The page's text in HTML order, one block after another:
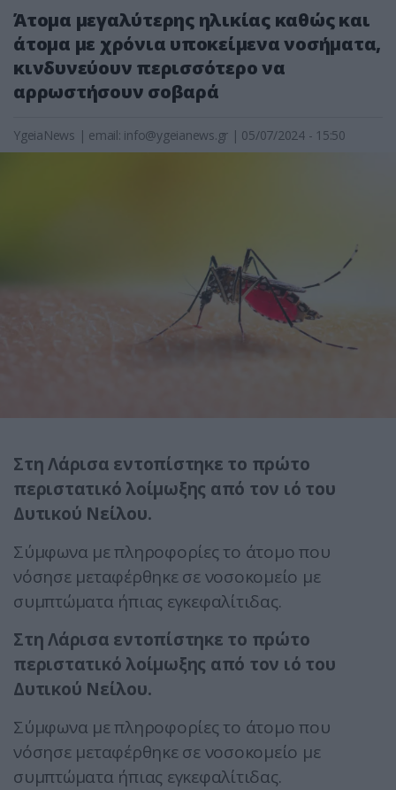
Άτομα μεγαλύτερης ηλικίας καθώς και
άτομα με χρόνια υποκείμενα νοσήματα,
κινδυνεύουν περισσότερο να
αρρωστήσουν σοβαρά
YgeiaNews | email: info@ygeianews.gr | 05/07/2024 - 15:50
Στη Λάρισα εντοπίστηκε το πρώτο
περιστατικό λοίμωξης από τον ιό του
Δυτικού Νείλου.
Σύμφωνα με πληροφορίες το άτομο που
νόσησε μεταφέρθηκε σε νοσοκομείο με
συμπτώματα ήπιας εγκεφαλίτιδας.
Στη Λάρισα εντοπίστηκε το πρώτο
περιστατικό λοίμωξης από τον ιό του
Δυτικού Νείλου.
Σύμφωνα με πληροφορίες το άτομο που
νόσησε μεταφέρθηκε σε νοσοκομείο με
συμπτώματα ήπιας εγκεφαλίτιδας.